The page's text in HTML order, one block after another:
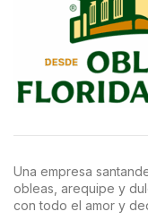
Una empresa
obleas, arequipe y
con todo el amor y